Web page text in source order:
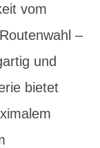
vom
–
und
bietet